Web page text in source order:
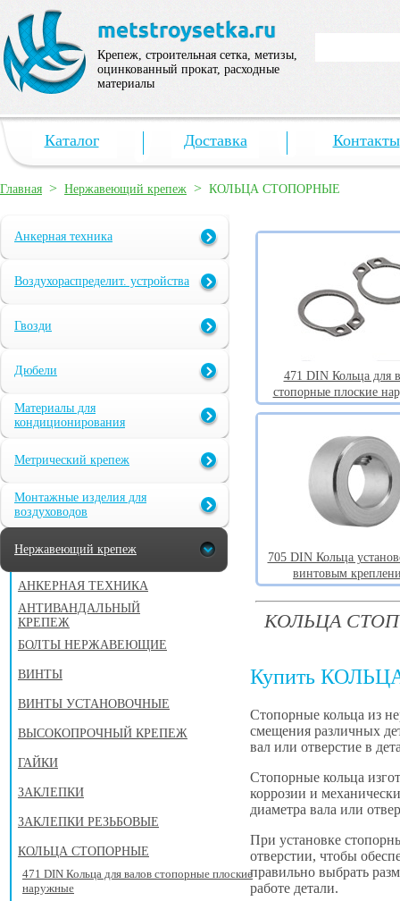
Крепеж, строительная сетка, метизы,
оцинкованный прокат, расходные
материалы
Каталог Доставка Контакты
Главная > Нержавеющий крепеж > КОЛЬЦА СТОПОРНЫЕ
Анкерная техника
Воздухораспределит. устройства
Гвозди
Дюбели
Материалы для
кондиционирования
Метрический крепеж
Монтажные изделия для
воздуховодов
Нержавеющий крепеж
АНКЕРНАЯ ТЕХНИКА
АНТИВАНДАЛЬНЫЙ
КРЕПЕЖ
БОЛТЫ НЕРЖАВЕЮЩИЕ
ВИНТЫ
ВИНТЫ УСТАНОВОЧНЫЕ
ВЫСОКОПРОЧНЫЙ КРЕПЕЖ
ГАЙКИ
ЗАКЛЕПКИ
ЗАКЛЕПКИ РЕЗЬБОВЫЕ
КОЛЬЦА СТОПОРНЫЕ
471 DIN Кольца для валов стопорные плоские
наружные
471 DIN Кольца для
стопорные плоские
705 DIN Кольца
винтовым
КОЛЬЦА
Купить
Стопорные кольца из
смещения различных
вал или отверстие в
Стопорные кольца
коррозии и
диаметра вала или
При установке
отверстии, чтобы
правильно выбрать
работе детали.